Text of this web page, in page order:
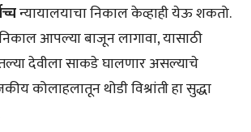
न्यायालयाचा निकाल केव्हाही येऊ शकतो.
निकाल आपल्या बाजून लागावा, यासाठी
देवीला साकडे घालणार असल्याचे
कोलाहलातून थोडी विश्रांती हा सुद्धा